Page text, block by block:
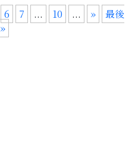
6 7 ... 10 ... »
最後
»